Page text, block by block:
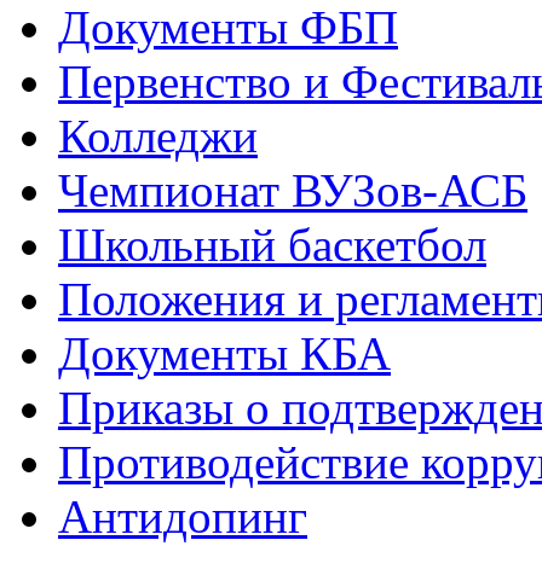
Документы ФБП
Первенство и
Колледжи
Чемпионат ВУЗов-АСБ
Школьный баскетбол
Положения и
Документы КБА
Приказы о
Противодействие
Антидопинг